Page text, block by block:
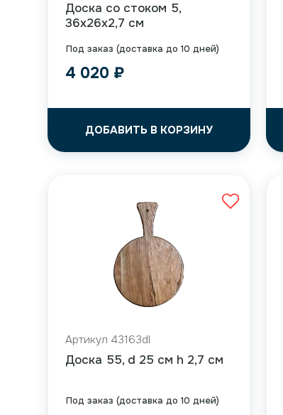
Под заказ (доставка до 10 дней)
Доска со стоком 5,
36x26x2,7 см
4 020 ₽
ДОБАВИТЬ В КОРЗИНУ
Под заказ (доставка до 10 дней)
Артикул 43163dl
Доска 55, d 25 см h 2,7 см